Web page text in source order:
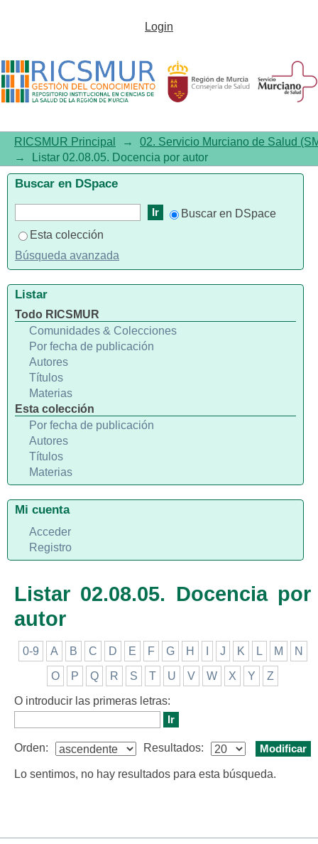
Listar 02.08.05. Docencia por
Login
RICSMUR Principal →
02. Servicio Murciano de Salud
→
Listar 02.08.05. Docencia por autor
Listar 02.08.05. Docencia por
autor
0-9 A B C D E F G H J K L M N
O P Q R S T U V W X Y Z
O introducir las primeras letras:
Orden: Resultados:
Lo sentimos, no hay resultados para esta búsqueda.
Buscar en DSpace
Buscar en DSpace
Esta colección
Búsqueda avanzada
Listar
Todo RICSMUR
Comunidades & Colecciones
Por fecha de publicación
Autores
Títulos
Materias
Esta colección
Por fecha de publicación
Autores
Títulos
Materias
Mi cuenta
Acceder
Registro